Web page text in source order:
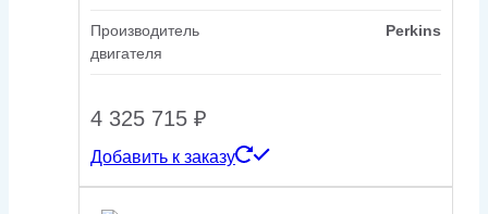
Производитель
двигателя
Perkins
4 325 715 ₽
Добавить к заказу